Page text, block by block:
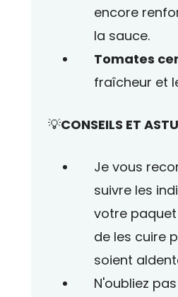
encore
la sauce.
Tomates
fraîcheur et
💡CONSEILS ET
Je vous
suivre les
votre
de les cuire
soient
N'oubliez